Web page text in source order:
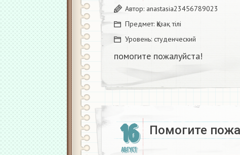
Автор: anastasia23456789023
Предмет: Қазақ тiлi
Уровень: студенческий
помогите пожалуйста!
16
АВГУСТ
Помогите